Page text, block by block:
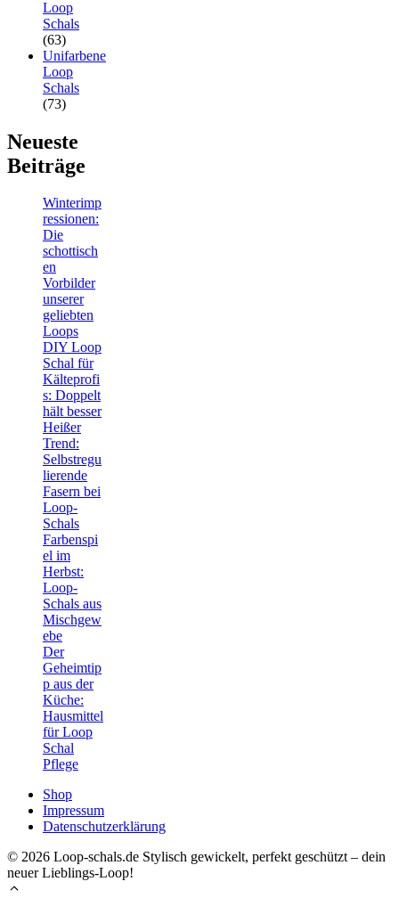
Loop
Schals
(63)
Unifarbene
Loop
Schals
(73)
Neueste
Beiträge
Winterimp
ressionen:
Die
schottisch
en
Vorbilder
unserer
geliebten
Loops
DIY Loop
Schal für
Kälteprofi
s: Doppelt
hält besser
Heißer
Trend:
Selbstregu
lierende
Fasern bei
Loop-
Schals
Farbenspi
el im
Herbst:
Loop-
Schals aus
Mischgew
ebe
Der
Geheimtip
p aus der
Küche:
Hausmittel
für Loop
Schal
Pflege
Shop
Impressum
Datenschutzerklärung
© 2026 Loop-schals.de Stylisch gewickelt, perfekt geschützt – dein
neuer Lieblings-Loop!